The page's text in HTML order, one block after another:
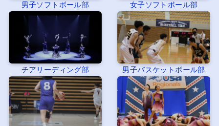
男子ソフトボール部 女子ソフトボール部
チアリーディング部 男子バスケットボール部